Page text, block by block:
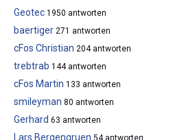
Geotec 1950 antworten
baertiger 271 antworten
cFos Christian 204 antworten
trebtrab 144 antworten
cFos Martin 133 antworten
smileyman 80 antworten
Gerhard 63 antworten
Lars Bergengruen 54 antworten